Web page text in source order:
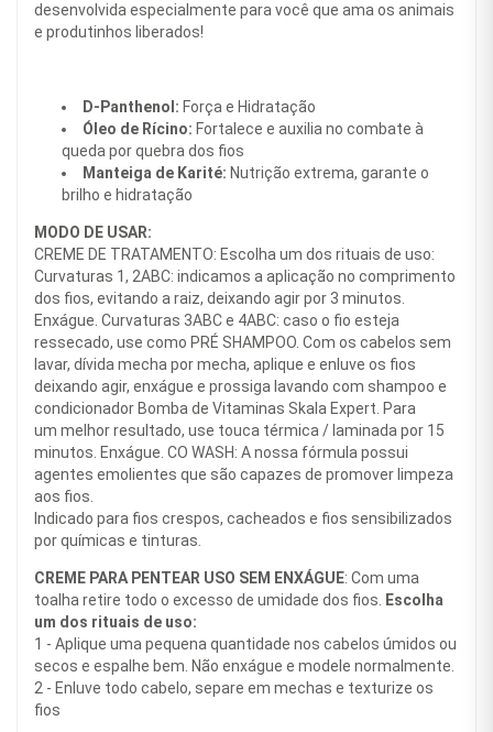
desenvolvida especialmente para você que ama os animais
e produtinhos liberados!
D-Panthenol: Força e Hidratação
Óleo de Rícino: Fortalece e auxilia no combate à
queda por quebra dos fios
Manteiga de Karité: Nutrição extrema, garante o
brilho e hidratação
MODO DE USAR:
CREME DE TRATAMENTO: Escolha um dos rituais de uso:
Curvaturas 1, 2ABC: indicamos a aplicação no comprimento
dos fios, evitando a raiz, deixando agir por 3 minutos.
Enxágue. Curvaturas 3ABC e 4ABC: caso o fio esteja
ressecado, use como PRÉ SHAMPOO. Com os cabelos sem
lavar, dívida mecha por mecha, aplique e enluve os fios
deixando agir, enxágue e prossiga lavando com shampoo e
condicionador Bomba de Vitaminas Skala Expert. Para
um melhor resultado, use touca térmica / laminada por 15
minutos. Enxágue. CO WASH: A nossa fórmula possui
agentes emolientes que são capazes de promover limpeza
aos fios.
Indicado para fios crespos, cacheados e fios sensibilizados
por químicas e tinturas.
CREME PARA PENTEAR USO SEM ENXÁGUE: Com uma
toalha retire todo o excesso de umidade dos fios. Escolha
um dos rituais de uso:
1 - Aplique uma pequena quantidade nos cabelos úmidos ou
secos e espalhe bem. Não enxágue e modele normalmente.
2 - Enluve todo cabelo, separe em mechas e texturize os
fios